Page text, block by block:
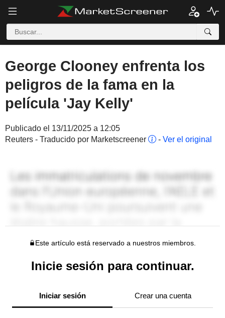
George Clooney enfrenta los
peligros de la fama en la
película 'Jay Kelly'
Publicado el 13/11/2025 a 12:05
Reuters - Traducido por Marketscreener
- Ver el original
Este artículo está reservado a nuestros miembros.
Inicie sesión para continuar.
Iniciar sesión Crear una cuenta